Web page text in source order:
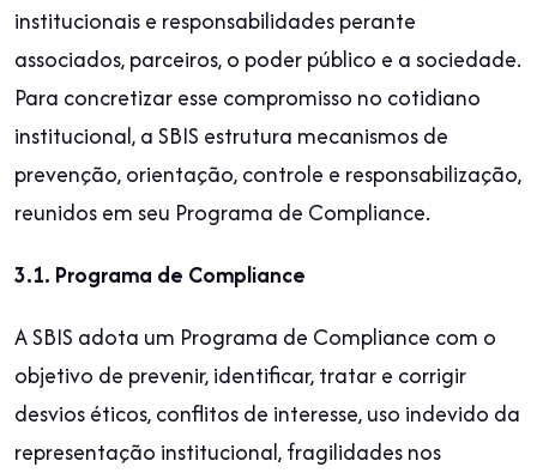
institucionais e responsabilidades perante
associados, parceiros, o poder público e a sociedade.
Para concretizar esse compromisso no cotidiano
institucional, a SBIS estrutura mecanismos de
prevenção, orientação, controle e responsabilização,
reunidos em seu Programa de Compliance.
3.1. Programa de Compliance
A SBIS adota um Programa de Compliance com o
objetivo de prevenir, identificar, tratar e corrigir
desvios éticos, conflitos de interesse, uso indevido da
representação institucional, fragilidades nos